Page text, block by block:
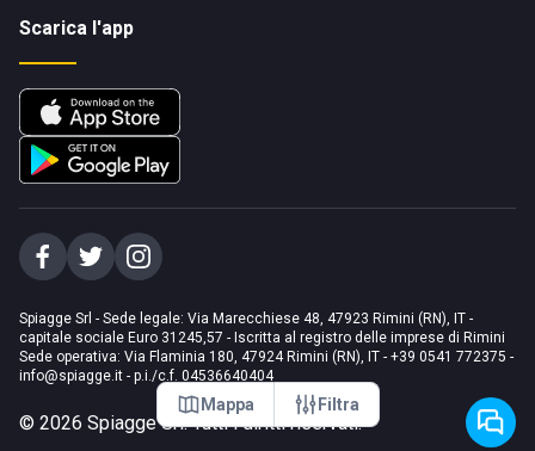
Mappa Filtra
Scarica l'app
Spiagge Srl - Sede legale: Via Marecchiese 48, 47923 Rimini (RN), IT -
capitale sociale Euro 31245,57 - Iscritta al registro delle imprese di Rimini
Sede operativa: Via Flaminia 180, 47924 Rimini (RN), IT - +39 0541 772375 -
info@spiagge.it - p.i./c.f. 04536640404
© 2026 Spiagge Srl. Tutti i diritti riservati.